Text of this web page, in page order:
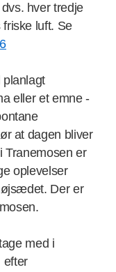
hver tredje
luft. Se
planlagt
eller et emne -
at dagen bliver
Tranemosen er
oplevelser
Der er
med i
efter